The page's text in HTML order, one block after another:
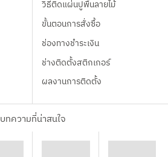
วิธีติดแผ่นปูพื้นลายไม้
ขั้นตอนการสั่งซื้อ
ช่องทางชำระเงิน
ช่างติดตั้งสติกเกอร์
ผลงานการติดตั้ง
บทความที่น่าสนใจ